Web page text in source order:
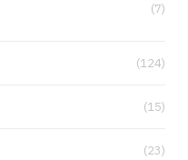
(7)
(124)
(15)
(23)